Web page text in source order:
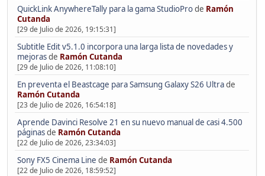
QuickLink AnywhereTally para la gama StudioProde Ramón
Cutanda
[29 de Julio de 2026, 19:15:31]
Subtitle Edit v5.1.0 incorpora una larga lista de novedades y
mejorasde Ramón Cutanda
[29 de Julio de 2026, 11:08:10]
En preventa el Beastcage para Samsung Galaxy S26 Ultrade
Ramón Cutanda
[23 de Julio de 2026, 16:54:18]
Aprende Davinci Resolve 21 en su nuevo manual de casi 4.500
páginasde Ramón Cutanda
[22 de Julio de 2026, 23:34:03]
Sony FX5 Cinema Line de Ramón Cutanda
[22 de Julio de 2026, 18:59:52]